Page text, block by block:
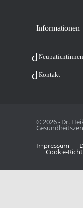
Infor­ma­tio­nen
Neu­pa­ti­en­tin­nen
Kon­takt
© 2026 - Dr.
Impres­sum
Coo­kie-